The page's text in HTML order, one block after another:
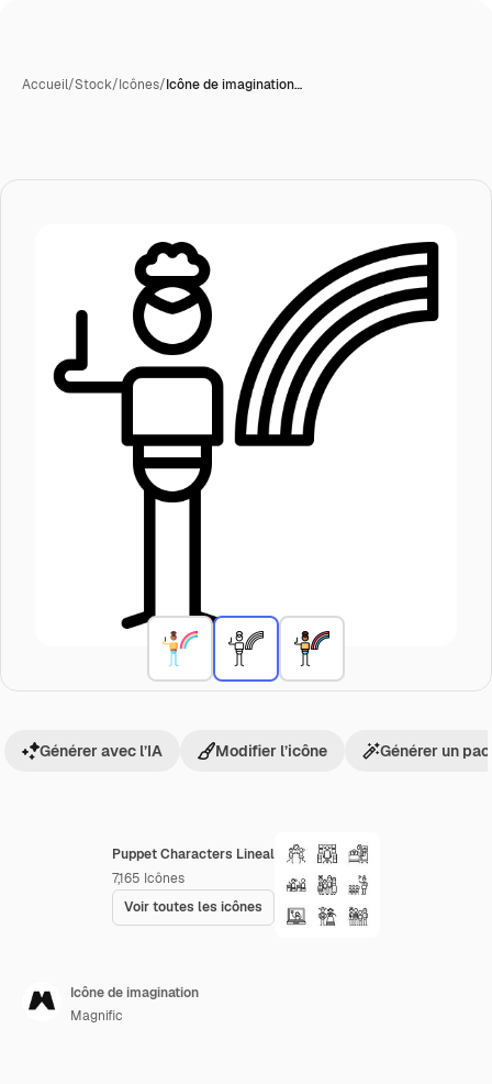
Accueil/Stock/Icônes/Icône de imagination…
Puppet Characters Lineal
7,165 Icônes
Voir toutes les icônes
Générer avec l’IA Modifier l’icône Générer un
Icône de imagination
Magnific